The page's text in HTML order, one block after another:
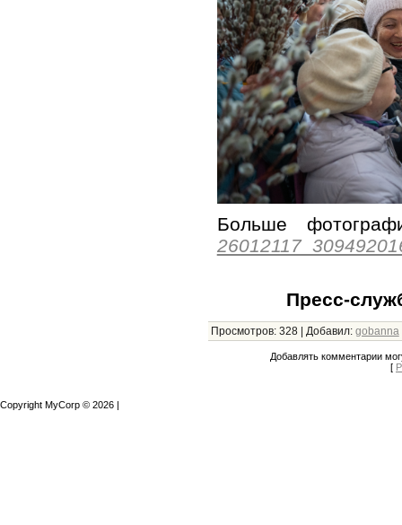
Больше
Пресс-
Просмотров: 328| Добавил: gobanna
Добавлять комментарии
[
Copyright MyCorp © 2026 |